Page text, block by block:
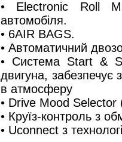
• Electronic Roll
автомобіля.
• 6AIR BAGS.
• Автоматичний
• Система Start &
двигуна, забезпечує
в атмосферу
• Drive Mood Selector
• Круїз-контроль з
• Uconnect з